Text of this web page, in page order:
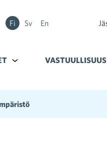
Fi Sv En
Alavalikko kohteelle
VASTUULLISUUS